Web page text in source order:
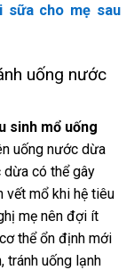
sữa cho mẹ sau
uống nước
sinh mổ uống
uống nước dừa
dừa có thể gây
vết mổ khi hệ tiêu
mẹ nên đợi ít
thể ổn định mới
uống lạnh